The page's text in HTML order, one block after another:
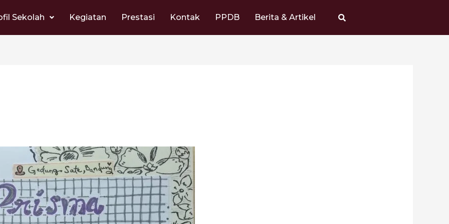
Sekolah Kegiatan Prestasi Kontak PPDB Berita & Artikel